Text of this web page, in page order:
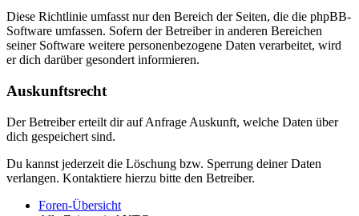
Diese Richtlinie umfasst nur den Bereich der Seiten, die die phpBB-
Software umfassen. Sofern der Betreiber in anderen Bereichen
seiner Software weitere personenbezogene Daten verarbeitet, wird
er dich darüber gesondert informieren.
Auskunftsrecht
Der Betreiber erteilt dir auf Anfrage Auskunft, welche Daten über
dich gespeichert sind.
Du kannst jederzeit die Löschung bzw. Sperrung deiner Daten
verlangen. Kontaktiere hierzu bitte den Betreiber.
Foren-Übersicht